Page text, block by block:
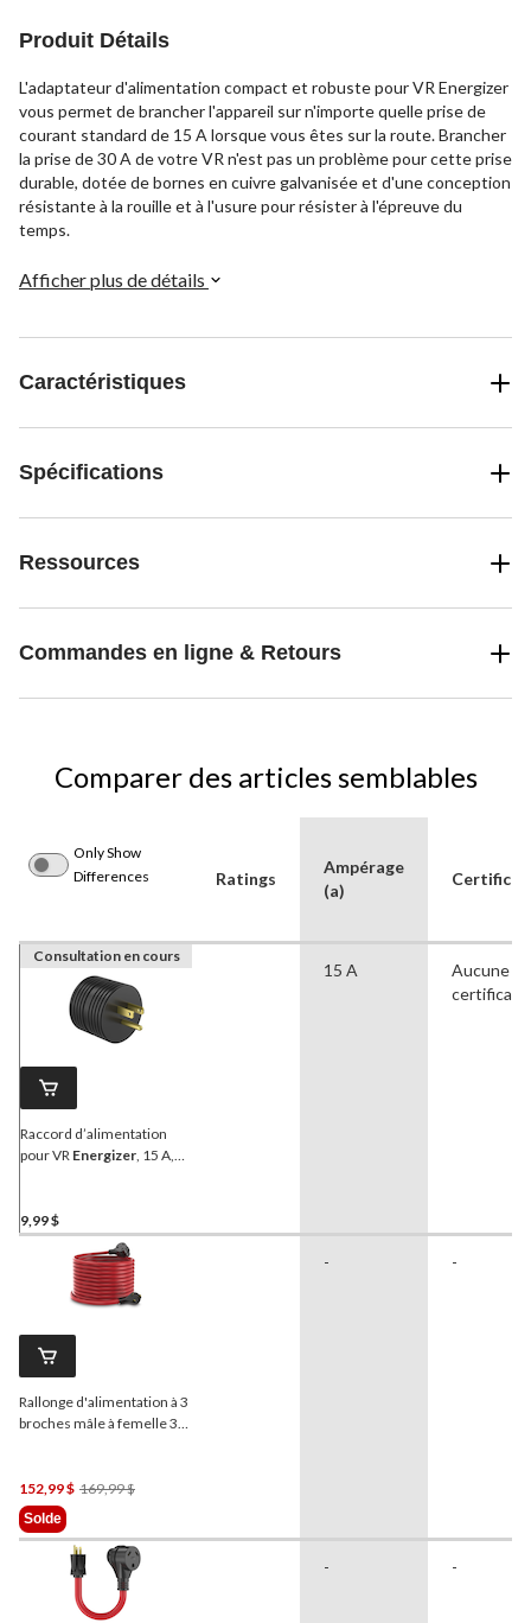
Produit Détails
L'adaptateur d'alimentation compact et robuste pour VR Energizer
vous permet de brancher l'appareil sur n'importe quelle prise de
courant standard de 15 A lorsque vous êtes sur la route. Brancher
la prise de 30 A de votre VR n'est pas un problème pour cette prise
durable, dotée de bornes en cuivre galvanisée et d'une conception
résistante à la rouille et à l'usure pour résister à l'épreuve du
temps.
Afficher plus de détails
Caractéristiques
Spécifications
Ressources
Commandes en ligne & Retours
Comparer des articles semblables
Only Show
Differences
Ratings
Ampérage
(a)
Consultation en cours
Raccord d’alimentation
pour VR Energizer, 15 A,
9,99 $
15 A
Aucune
Rallonge d'alimentation à 3
broches mâle à femelle 30
152,99 $ 169,99 $Prix
169,99 $
Solde
- -
- -